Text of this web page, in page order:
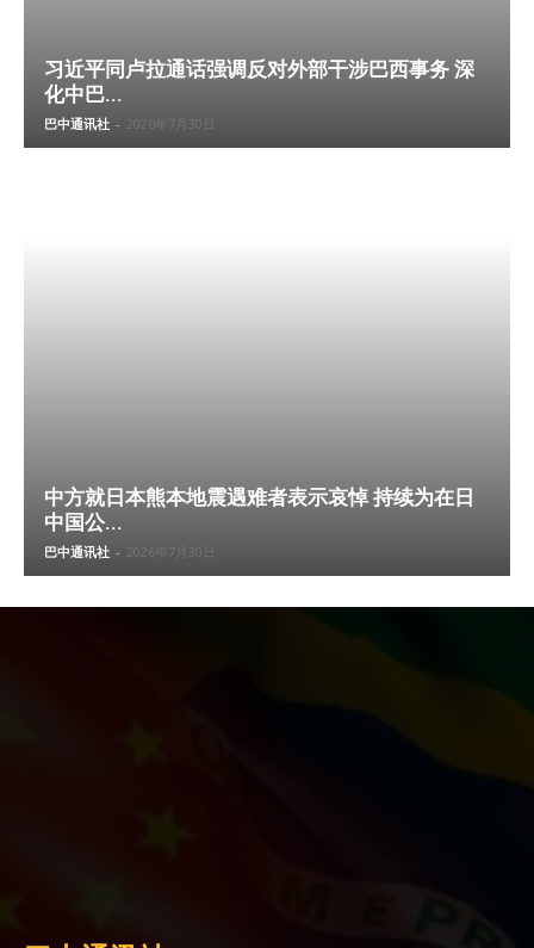
习近平同卢拉通话强调反对外部干涉巴西事务 深
化中巴...
巴中通讯社 - 2026年7月30日
中方就日本熊本地震遇难者表示哀悼 持续为在日
中国公...
巴中通讯社 - 2026年7月30日